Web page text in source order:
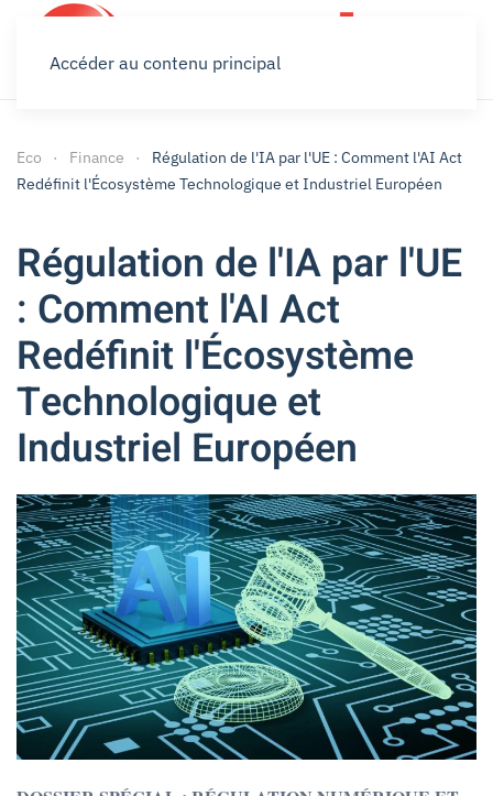
Accéder au contenu principal
Eco Finance
Régulation de l'IA par l'UE : Comment l'AI Act
Redéfinit l'Écosystème Technologique et Industriel Européen
Régulation de l'IA par l'UE
: Comment l'AI Act
Redéfinit l'Écosystème
Technologique et
Industriel Européen